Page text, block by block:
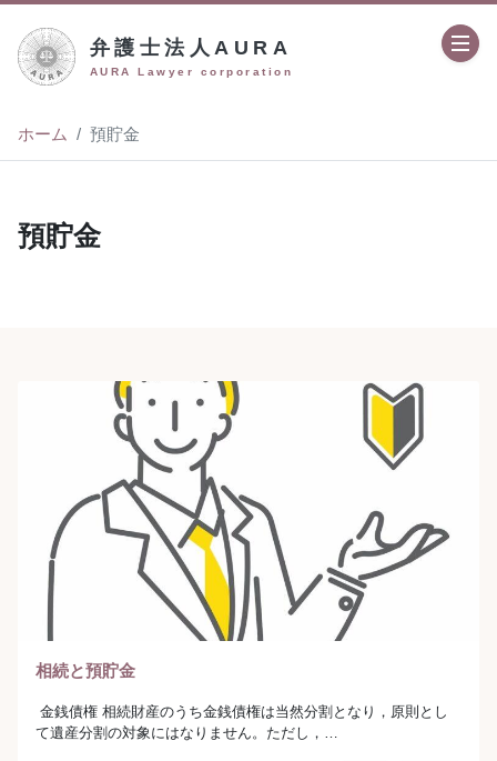
弁護士法人AURA
AURA Lawyer corporation
ホーム 預貯金
預貯金
相続と預貯金
金銭債権 相続財産のうち金銭債権は当然分割となり，原則とし
て遺産分割の対象にはなりません。ただし，…